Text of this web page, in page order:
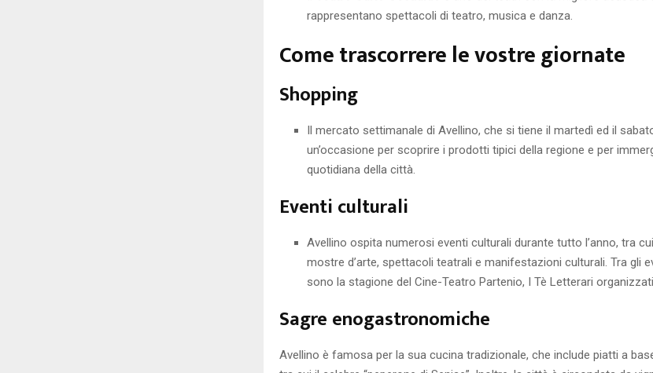
rappresentano spettacoli di teatro, musica e danza.
Come trascorrere le vostre giornate
Shopping
Il mercato settimanale di Avellino, che si tiene il martedì ed il
un’occasione per scoprire i prodotti tipici della regione e per
quotidiana della città.
Eventi culturali
Avellino ospita numerosi eventi culturali durante tutto l’anno, tra
mostre d’arte, spettacoli teatrali e manifestazioni culturali. Tra gli
sono la stagione del Cine-Teatro Partenio, I Tè Letterari
Sagre enogastronomiche
Avellino è famosa per la sua cucina tradizionale, che include piatti a